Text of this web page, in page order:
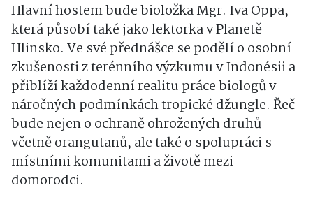
Hlavní hostem bude bioložka Mgr. Iva Oppa,
která působí také jako lektorka v Planetě
Hlinsko. Ve své přednášce se podělí o osobní
zkušenosti z terénního výzkumu v Indonésii a
přiblíží každodenní realitu práce biologů v
náročných podmínkách tropické džungle. Řeč
bude nejen o ochraně ohrožených druhů
včetně orangutanů, ale také o spolupráci s
místními komunitami a životě mezi
domorodci.